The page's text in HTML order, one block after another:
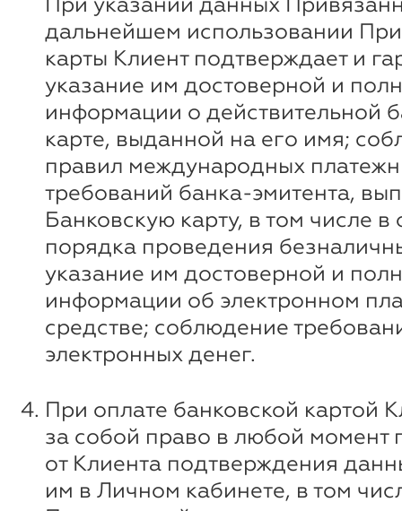
дальнейшем использовании
карты Клиент подтверждает и
указание им достоверной и
информации о действительной
карте, выданной на его имя;
правил международных
требований банка-эмитента,
Банковскую карту, в том числе
порядка проведения
указание им достоверной и
информации об электронном
средстве; соблюдение
электронных денег.
При оплате банковской картой
за собой право в любой момент
от Клиента подтверждения
им в Личном кабинете, в том